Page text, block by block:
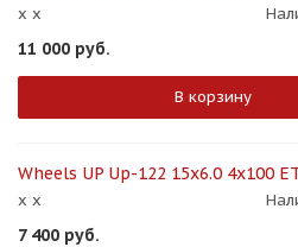
x x
11 000 руб.
В корзину
Wheels UP Up-122 15x6.0 4x100
x x
7 400 руб.